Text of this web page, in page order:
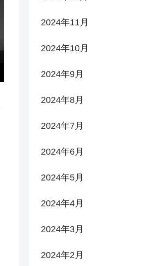
2024年11月
2024年10月
2024年9月
2024年8月
2024年7月
2024年6月
2024年5月
2024年4月
2024年3月
2024年2月